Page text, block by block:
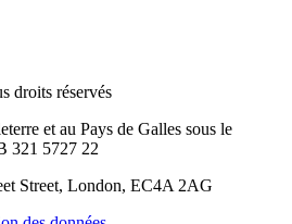
droits réservés
et au Pays de Galles sous le
321 5727 22
Street, London, EC4A 2AG